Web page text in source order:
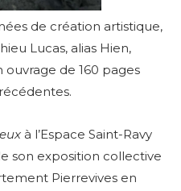
de création artistique,
Lucas, alias Hien,
ouvrage de 160 pages
à l’Espace Saint-Ravy
son exposition collective
Pierrevives en